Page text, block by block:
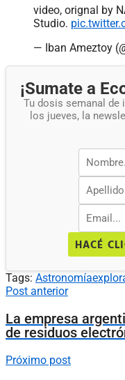
video, orignal by
Studio.
— Iban Ameztoy
¡Sumate a
Tu dosis semanal
los jueves, la
HACÉ
Tags: Astronomía
Post anterior
La empresa
de residuos
Próximo post